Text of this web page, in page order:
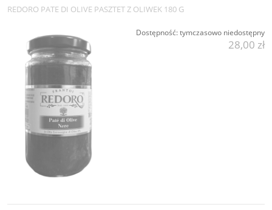
REDORO PATE DI OLIVE PASZTET Z OLIWEK 180 G
Dostępność:tymczasowo niedostępny
28,00 zł